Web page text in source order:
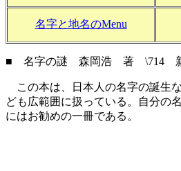
名字と地名のMenu
■ 名字の謎 森岡浩 著 \714 新
この本は、日本人の名字の誕生
ども広範囲に扱っている。自分の
にはお勧めの一冊である。